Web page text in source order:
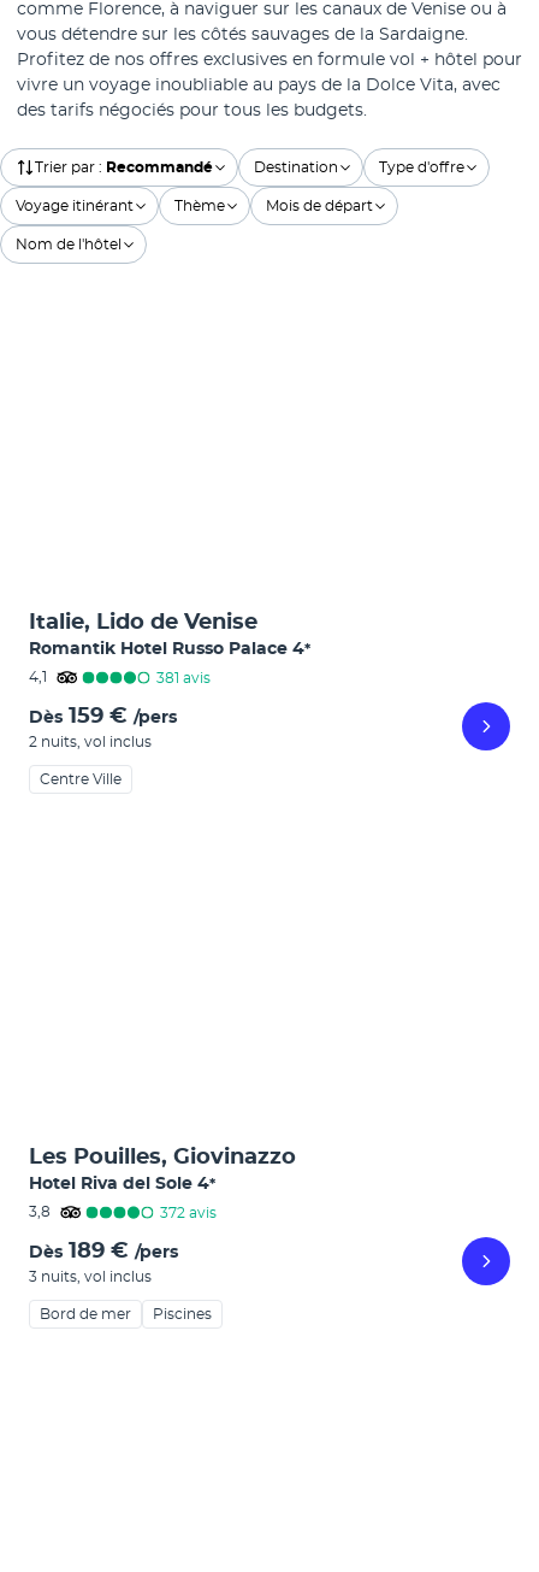
comme Florence, à naviguer sur les canaux de Venise ou à
vous détendre sur les côtés sauvages de la Sardaigne.
Profitez de nos offres exclusives en formule vol + hôtel pour
vivre un voyage inoubliable au pays de la Dolce Vita, avec
des tarifs négociés pour tous les budgets.
Trier par : Recommandé Destination Type d'offre
Voyage itinérant Thème Mois de départ
Nom de l'hôtel
Italie, Lido de Venise
Romantik Hotel Russo Palace 4*
4,1 381 avis
Dès 159 € /pers
2 nuits vol inclus
Centre Ville
Les Pouilles, Giovinazzo
Hotel Riva del Sole 4*
3,8 372 avis
Dès 189 € /pers
3 nuits vol inclus
Bord de mer Piscines